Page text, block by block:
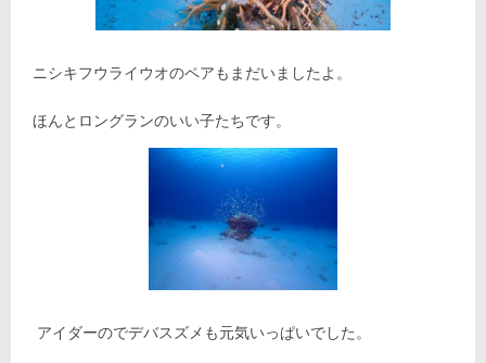
ニシキフウライウオのペアもまだいましたよ。
ほんとロングランのいい子たちです。
アイダーのでデバスズメも元気いっぱいでした。